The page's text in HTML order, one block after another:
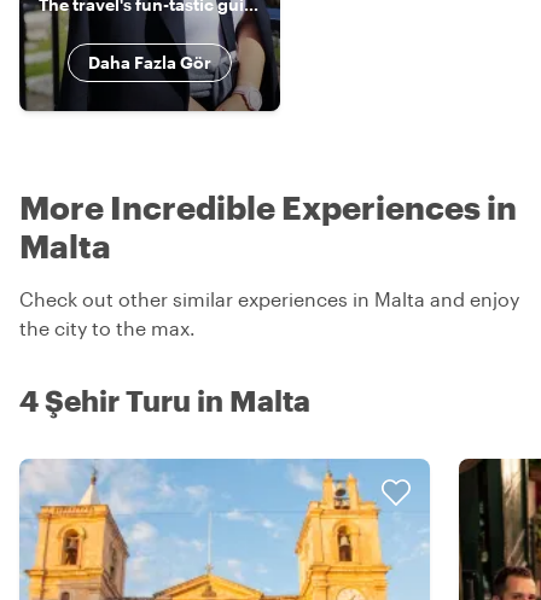
The travel's fun-tastic guide to exploring Malta!
Daha Fazla Gör
More Incredible Experiences in
Malta
Check out other similar experiences in Malta and enjoy
the city to the max.
4 Şehir Turu in Malta